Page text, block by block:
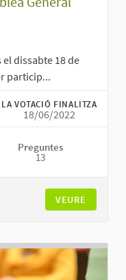
dissabte 18 de
particip...
LA VOTACIÓ FINALITZA
18/06/2022
Preguntes
13
VEURE